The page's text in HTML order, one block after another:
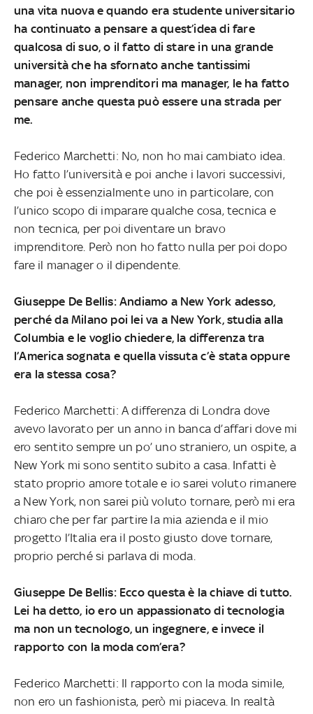
una vita nuova e quando era studente universitario
ha continuato a pensare a quest’idea di fare
qualcosa di suo, o il fatto di stare in una grande
università che ha sfornato anche tantissimi
manager, non imprenditori ma manager, le ha fatto
pensare anche questa può essere una strada per
me.
Federico Marchetti: No, non ho mai cambiato idea.
Ho fatto l’università e poi anche i lavori successivi,
che poi è essenzialmente uno in particolare, con
l’unico scopo di imparare qualche cosa, tecnica e
non tecnica, per poi diventare un bravo
imprenditore. Però non ho fatto nulla per poi dopo
fare il manager o il dipendente.
Giuseppe De Bellis: Andiamo a New York adesso,
perché da Milano poi lei va a New York, studia alla
Columbia e le voglio chiedere, la differenza tra
l’America sognata e quella vissuta c’è stata oppure
era la stessa cosa?
Federico Marchetti: A differenza di Londra dove
avevo lavorato per un anno in banca d’affari dove mi
ero sentito sempre un po’ uno straniero, un ospite, a
New York mi sono sentito subito a casa. Infatti è
stato proprio amore totale e io sarei voluto rimanere
a New York, non sarei più voluto tornare, però mi era
chiaro che per far partire la mia azienda e il mio
progetto l’Italia era il posto giusto dove tornare,
proprio perché si parlava di moda.
Giuseppe De Bellis: Ecco questa è la chiave di tutto.
Lei ha detto, io ero un appassionato di tecnologia
ma non un tecnologo, un ingegnere, e invece il
rapporto con la moda com’era?
Federico Marchetti: Il rapporto con la moda simile,
non ero un fashionista, però mi piaceva. In realtà